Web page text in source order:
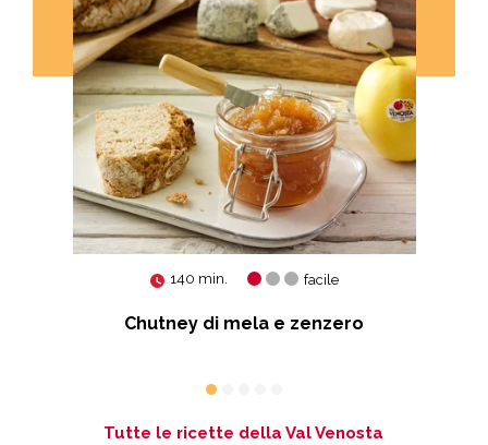
140 min. facile
Chutney di mela e zenzero
Tutte le ricette della Val Venosta